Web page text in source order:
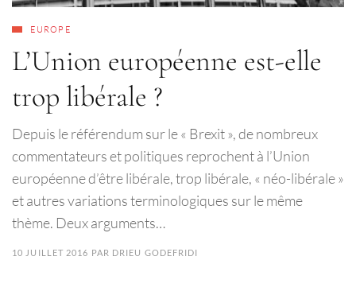
EUROPE
L’Union européenne est-elle
trop libérale ?
Depuis le référendum sur le « Brexit », de nombreux
commentateurs et politiques reprochent à l’Union
européenne d’être libérale, trop libérale, « néo-libérale »
et autres variations terminologiques sur le même
thème. Deux arguments…
10 JUILLET 2016 PAR DRIEU GODEFRIDI